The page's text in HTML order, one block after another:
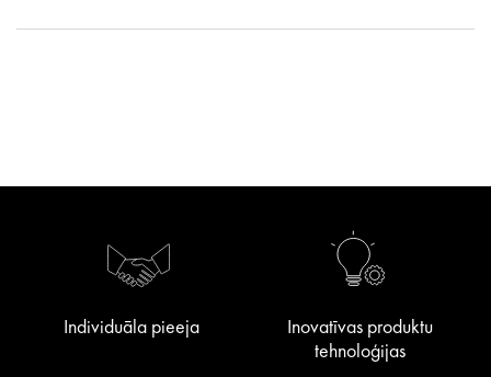
Individuāla pieeja
Inovatīvas produktu
tehnoloģijas